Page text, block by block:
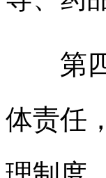
第四
体责任